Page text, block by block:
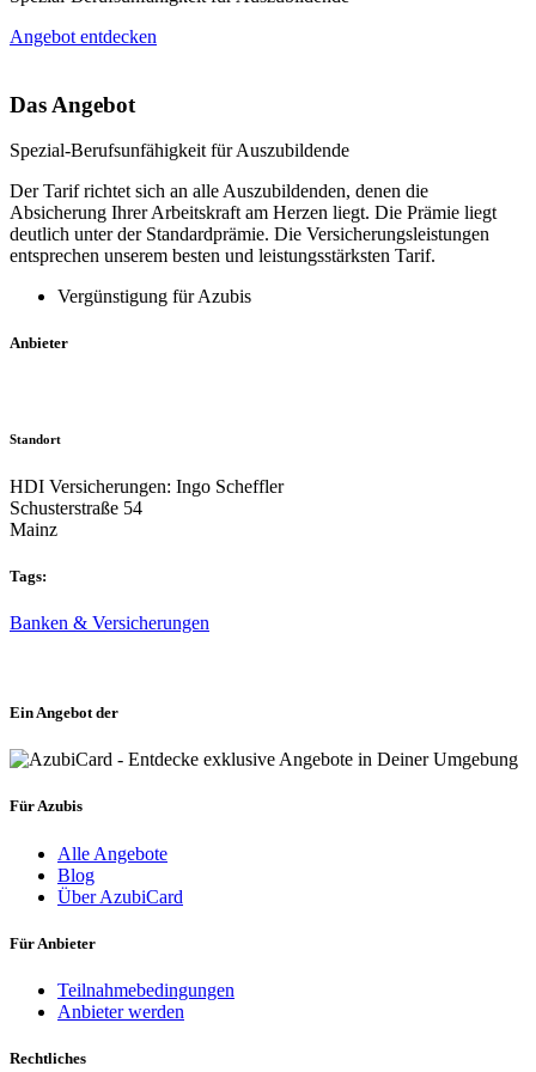
Angebot entdecken
Das Angebot
Spezial-Berufsunfähigkeit für Auszubildende
Der Tarif richtet sich an alle Auszubildenden, denen die
Absicherung Ihrer Arbeitskraft am Herzen liegt. Die Prämie liegt
deutlich unter der Standardprämie. Die Versicherungsleistungen
entsprechen unserem besten und leistungsstärksten Tarif.
Vergünstigung für Azubis
Anbieter
Standort
HDI Versicherungen: Ingo Scheffler
Schusterstraße 54
Mainz
Tags:
Banken & Versicherungen
Ein Angebot der
Für Azubis
Alle Angebote
Blog
Über AzubiCard
Für Anbieter
Teilnahmebedingungen
Anbieter werden
Rechtliches